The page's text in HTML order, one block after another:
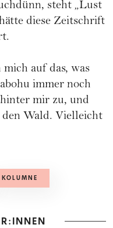
steht „Lust
diese Zeitschrift
mich auf das, was
immer noch
mir zu, und
den Wald. Vielleicht
KOLUMNE